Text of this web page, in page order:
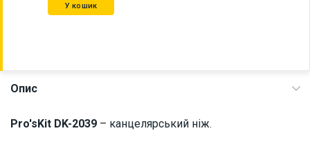
У кошик
Дніпро
Опис
Pro'sKit DK-2039 – канцелярський ніж.